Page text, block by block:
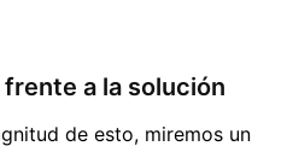
a la solución
de esto, miremos un